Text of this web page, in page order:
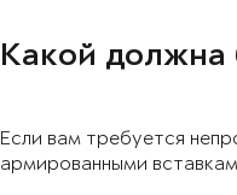
Какой должна
Если вам требуется
армированными